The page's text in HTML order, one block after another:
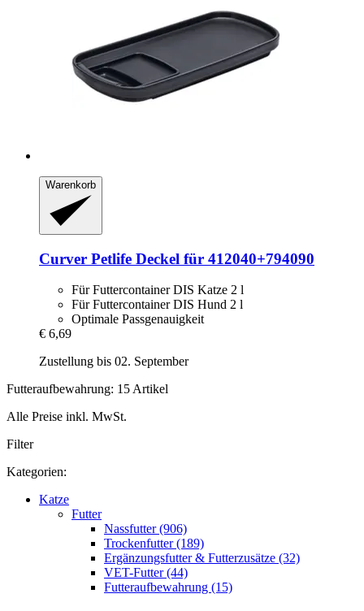
Warenkorb
Curver Petlife Deckel für 412040+794090
Für Futtercontainer DIS Katze 2 l
Für Futtercontainer DIS Hund 2 l
Optimale Passgenauigkeit
€ 6,69
Zustellung bis 02. September
Futteraufbewahrung: 15 Artikel
Alle Preise inkl. MwSt.
Filter
Kategorien:
Katze
Futter
Nassfutter (906)
Trockenfutter (189)
Ergänzungsfutter & Futterzusätze (32)
VET-Futter (44)
Futteraufbewahrung (15)